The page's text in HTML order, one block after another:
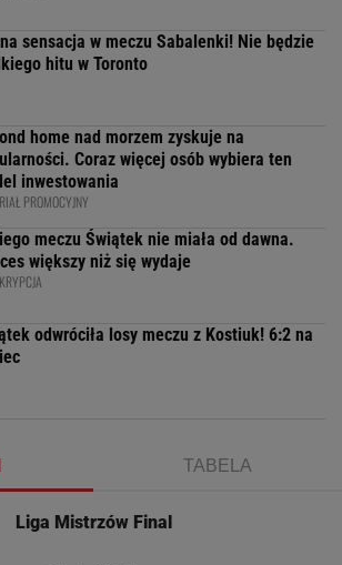
sensacja w meczu Sabalenki! Nie będzie
hitu w Toronto
home nad morzem zyskuje na
Coraz więcej osób wybiera ten
inwestowania
PROMOCYJNY
meczu Świątek nie miała od dawna.
większy niż się wydaje
odwróciła losy meczu z Kostiuk! 6:2 na
TABELA
Liga Mistrzów Final